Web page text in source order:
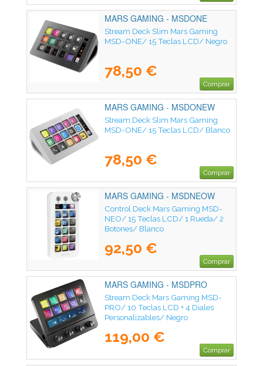
MARS GAMING - MSDONE
Stream Deck Slim Mars Gaming
MSD-ONE/ 15 Teclas LCD/ Negro
78,50 €
Comprar
MARS GAMING - MSDONEW
Stream Deck Slim Mars Gaming
MSD-ONE/ 15 Teclas LCD/ Blanco
78,50 €
Comprar
MARS GAMING - MSDNEOW
Control Deck Mars Gaming MSD-
NEO/ 15 Teclas LCD/ 1 Rueda/ 2
Botones/ Blanco
92,50 €
Comprar
MARS GAMING - MSDPRO
Stream Deck Mars Gaming MSD-
PRO/ 10 Teclas LCD + 4 Diales
Personalizables/ Negro
119,00 €
Comprar